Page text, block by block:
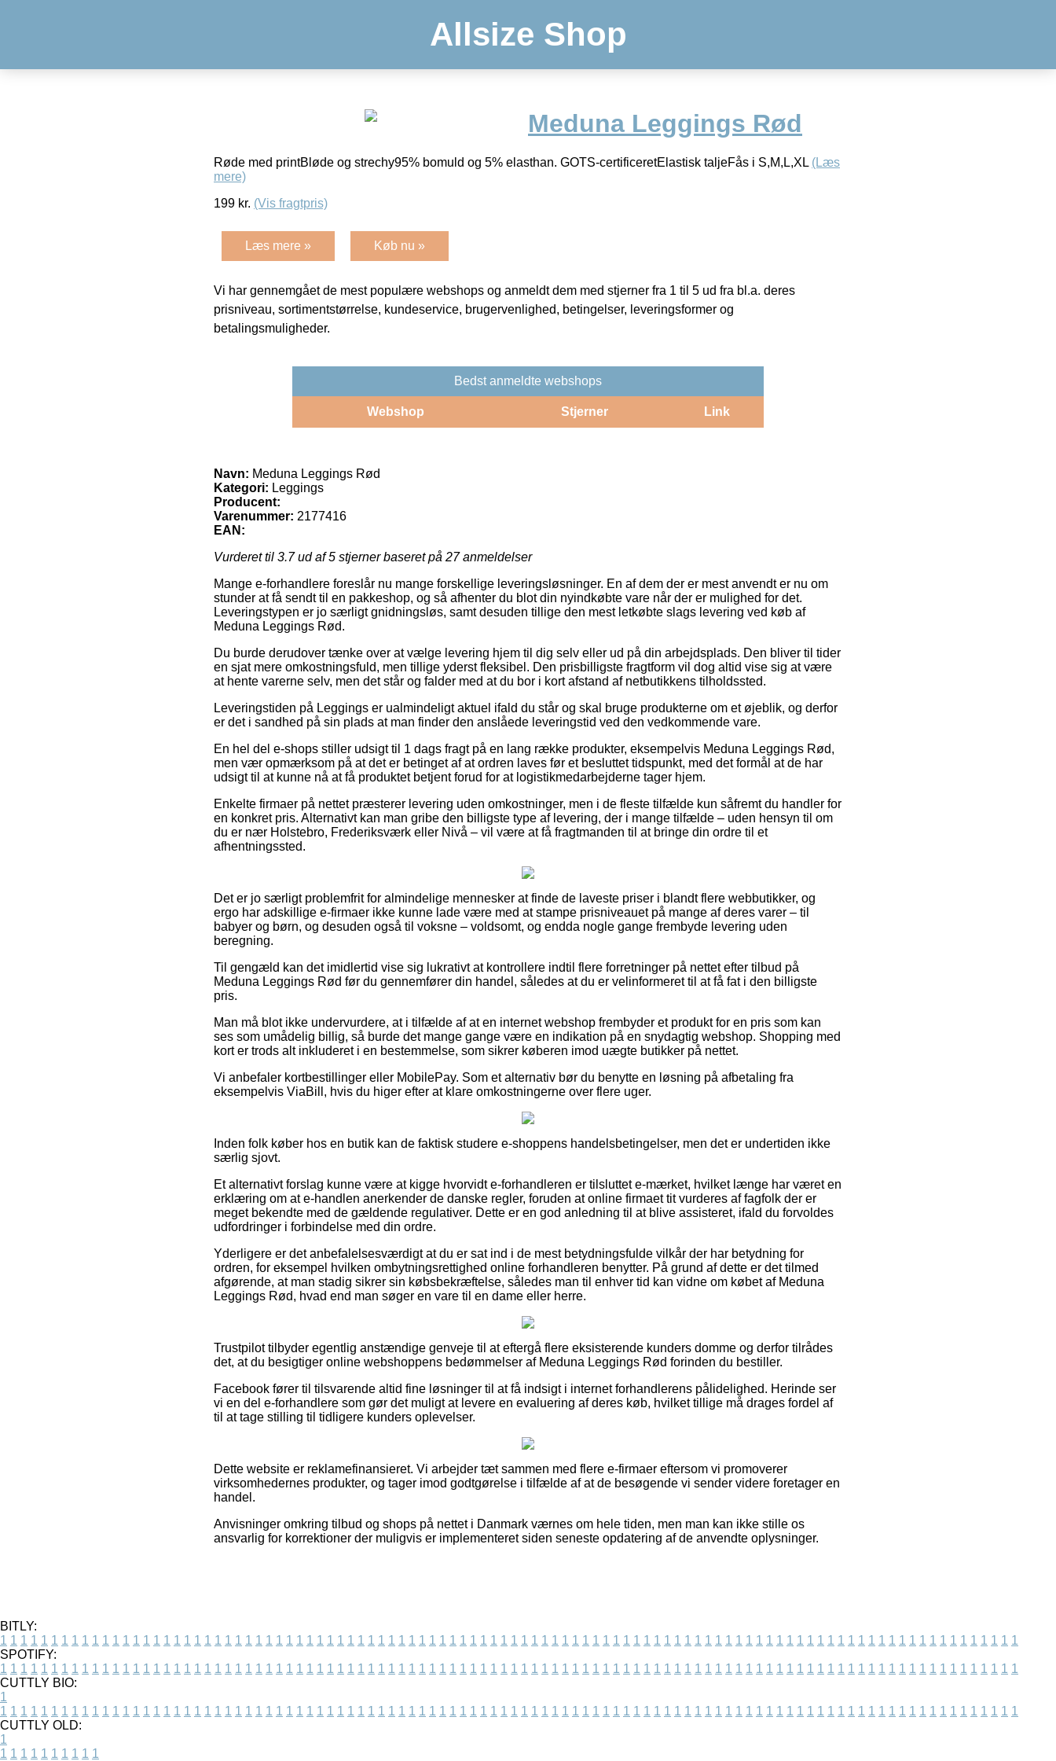
Allsize Shop
Meduna Leggings Rød
Røde med printBløde og strechy95% bomuld og 5% elasthan. GOTS-certificeretElastisk taljeFås i S,M,L,XL (Læs
mere)
199 kr. (Vis fragtpris)
Læs mere » Køb nu »
Vi har gennemgået de mest populære webshops og anmeldt dem med stjerner fra 1 til 5 ud fra bl.a. deres
prisniveau, sortimentstørrelse, kundeservice, brugervenlighed, betingelser, leveringsformer og
betalingsmuligheder.
Bedst anmeldte webshops
Webshop Stjerner Link
Navn: Meduna Leggings Rød
Kategori: Leggings
Producent:
Varenummer: 2177416
EAN:
Vurderet til 3.7ud af 5 stjerner baseret på 27anmeldelser
Mange e-forhandlere foreslår nu mange forskellige leveringsløsninger. En af dem der er mest anvendt er nu om
stunder at få sendt til en pakkeshop, og så afhenter du blot din nyindkøbte vare når der er mulighed for det.
Leveringstypen er jo særligt gnidningsløs, samt desuden tillige den mest letkøbte slags levering ved køb af
Meduna Leggings Rød.
Du burde derudover tænke over at vælge levering hjem til dig selv eller ud på din arbejdsplads. Den bliver til tider
en sjat mere omkostningsfuld, men tillige yderst fleksibel. Den prisbilligste fragtform vil dog altid vise sig at være
at hente varerne selv, men det står og falder med at du bor i kort afstand af netbutikkens tilholdssted.
Leveringstiden på Leggings er ualmindeligt aktuel ifald du står og skal bruge produkterne om et øjeblik, og derfor
er det i sandhed på sin plads at man finder den anslåede leveringstid ved den vedkommende vare.
En hel del e-shops stiller udsigt til 1 dags fragt på en lang række produkter, eksempelvis Meduna Leggings Rød,
men vær opmærksom på at det er betinget af at ordren laves før et besluttet tidspunkt, med det formål at de har
udsigt til at kunne nå at få produktet betjent forud for at logistikmedarbejderne tager hjem.
Enkelte firmaer på nettet præsterer levering uden omkostninger, men i de fleste tilfælde kun såfremt du handler for
en konkret pris. Alternativt kan man gribe den billigste type af levering, der i mange tilfælde – uden hensyn til om
du er nær Holstebro, Frederiksværk eller Nivå – vil være at få fragtmanden til at bringe din ordre til et
afhentningssted.
Det er jo særligt problemfrit for almindelige mennesker at finde de laveste priser i blandt flere webbutikker, og
ergo har adskillige e-firmaer ikke kunne lade være med at stampe prisniveauet på mange af deres varer – til
babyer og børn, og desuden også til voksne – voldsomt, og endda nogle gange frembyde levering uden
beregning.
Til gengæld kan det imidlertid vise sig lukrativt at kontrollere indtil flere forretninger på nettet efter tilbud på
Meduna Leggings Rød før du gennemfører din handel, således at du er velinformeret til at få fat i den billigste
pris.
Man må blot ikke undervurdere, at i tilfælde af at en internet webshop frembyder et produkt for en pris som kan
ses som umådelig billig, så burde det mange gange være en indikation på en snydagtig webshop. Shopping med
kort er trods alt inkluderet i en bestemmelse, som sikrer køberen imod uægte butikker på nettet.
Vi anbefaler kortbestillinger eller MobilePay. Som et alternativ bør du benytte en løsning på afbetaling fra
eksempelvis ViaBill, hvis du higer efter at klare omkostningerne over flere uger.
Inden folk køber hos en butik kan de faktisk studere e-shoppens handelsbetingelser, men det er undertiden ikke
særlig sjovt.
Et alternativt forslag kunne være at kigge hvorvidt e-forhandleren er tilsluttet e-mærket, hvilket længe har været en
erklæring om at e-handlen anerkender de danske regler, foruden at online firmaet tit vurderes af fagfolk der er
meget bekendte med de gældende regulativer. Dette er en god anledning til at blive assisteret, ifald du forvoldes
udfordringer i forbindelse med din ordre.
Yderligere er det anbefalelsesværdigt at du er sat ind i de mest betydningsfulde vilkår der har betydning for
ordren, for eksempel hvilken ombytningsrettighed online forhandleren benytter. På grund af dette er det tilmed
afgørende, at man stadig sikrer sin købsbekræftelse, således man til enhver tid kan vidne om købet af Meduna
Leggings Rød, hvad end man søger en vare til en dame eller herre.
Trustpilot tilbyder egentlig anstændige genveje til at eftergå flere eksisterende kunders domme og derfor tilrådes
det, at du besigtiger online webshoppens bedømmelser af Meduna Leggings Rød forinden du bestiller.
Facebook fører til tilsvarende altid fine løsninger til at få indsigt i internet forhandlerens pålidelighed. Herinde ser
vi en del e-forhandlere som gør det muligt at levere en evaluering af deres køb, hvilket tillige må drages fordel af
til at tage stilling til tidligere kunders oplevelser.
Dette website er reklamefinansieret. Vi arbejder tæt sammen med flere e-firmaer eftersom vi promoverer
virksomhedernes produkter, og tager imod godtgørelse i tilfælde af at de besøgende vi sender videre foretager en
handel.
Anvisninger omkring tilbud og shops på nettet i Danmark værnes om hele tiden, men man kan ikke stille os
ansvarlig for korrektioner der muligvis er implementeret siden seneste opdatering af de anvendte oplysninger.
BITLY:
1 1 1 1 1 1 1 1 1 1 1 1 1 1 1 1 1 1 1 1 1 1 1 1 1 1 1 1 1 1 1 1 1 1 1 1 1 1 1 1 1 1 1 1 1 1 1 1 1 1 1 1 1 1 1 1 1 1 1 1 1 1 1 1 1 1 1 1 1 1 1 1 1 1 1 1 1 1 1 1 1 1 1 1 1 1 1 1 1 1 1 1 1 1 1 1 1 1 1 1
SPOTIFY:
1 1 1 1 1 1 1 1 1 1 1 1 1 1 1 1 1 1 1 1 1 1 1 1 1 1 1 1 1 1 1 1 1 1 1 1 1 1 1 1 1 1 1 1 1 1 1 1 1 1 1 1 1 1 1 1 1 1 1 1 1 1 1 1 1 1 1 1 1 1 1 1 1 1 1 1 1 1 1 1 1 1 1 1 1 1 1 1 1 1 1 1 1 1 1 1 1 1 1 1
CUTTLY BIO:
1
1 1 1 1 1 1 1 1 1 1 1 1 1 1 1 1 1 1 1 1 1 1 1 1 1 1 1 1 1 1 1 1 1 1 1 1 1 1 1 1 1 1 1 1 1 1 1 1 1 1 1 1 1 1 1 1 1 1 1 1 1 1 1 1 1 1 1 1 1 1 1 1 1 1 1 1 1 1 1 1 1 1 1 1 1 1 1 1 1 1 1 1 1 1 1 1 1 1 1 1
CUTTLY OLD:
1
1 1 1 1 1 1 1 1 1 1